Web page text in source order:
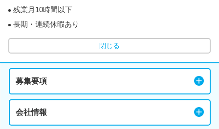
残業月10時間以下
長期・連続休暇あり
閉じる
募集要項
会社情報